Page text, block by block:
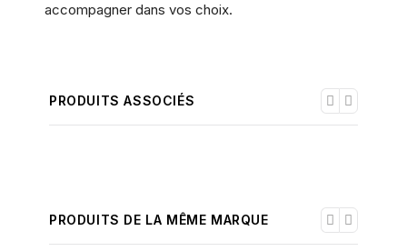
accompagner dans vos choix.
PRODUITS ASSOCIÉS
PRODUITS DE LA MÊME MARQUE